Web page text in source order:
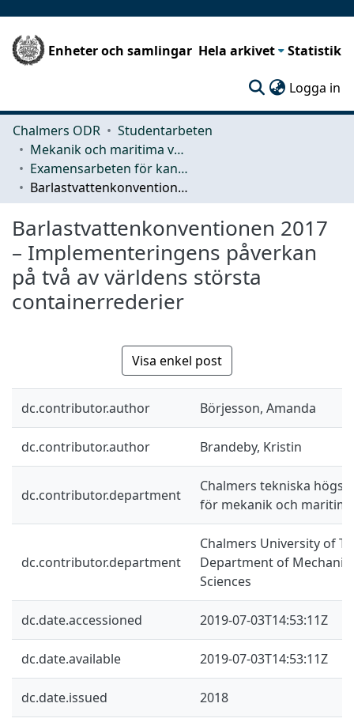
Enheter och samlingar Hela arkivet Statistik
Logga in
Chalmers ODR
Studentarbeten
Mekanik och maritima vetenskaper (M2)
Examensarbeten för kandidatexamen
Barlastvattenkonventionen 2017 – Implementeringens påverkan på två av världens största containerrederier
Barlastvattenkonventionen 2017
– Implementeringens påverkan
på två av världens största
containerrederier
Visa enkel post
dc.contributor.author Börjesson, Amanda
dc.contributor.author Brandeby, Kristin
dc.contributor.department
Chalmers tekniska
för mekanik och
dc.contributor.department
Chalmers University of
Department of
Sciences
dc.date.accessioned 2019-07-03T14:53:11Z
dc.date.available 2019-07-03T14:53:11Z
dc.date.issued 2018